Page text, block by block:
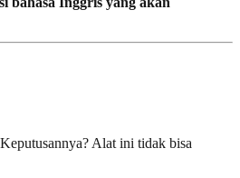
Alat ini tidak bisa